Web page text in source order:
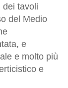
dei tavoli
del Medio
e
e molto più
e